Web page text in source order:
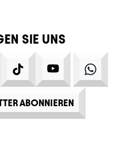
SIE UNS
TIKTOK YOUTUBE
ABONNIEREN